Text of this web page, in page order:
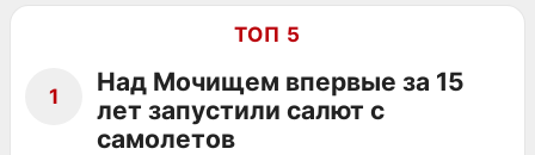
ТОП 5
1
Над Мочищем впервые за 15
лет запустили салют с
самолетов